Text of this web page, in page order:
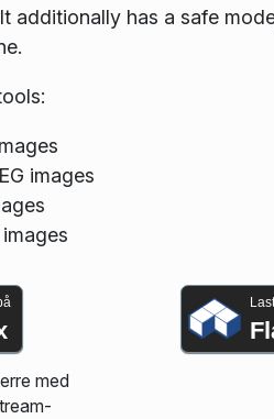
additionally has a safe
images
med